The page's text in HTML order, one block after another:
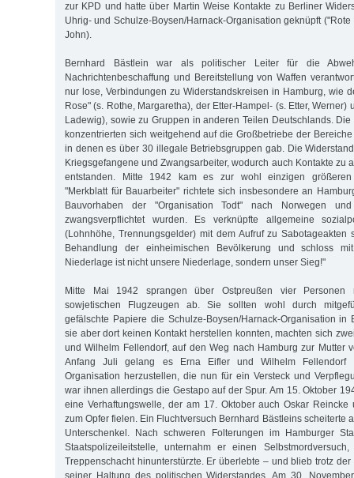
zur KPD und hatte über Martin Weise Kontakte zu Berliner
Uhrig- und Schulze-Boysen/Harnack-Organisation geknüpft ("Rote
John).
Bernhard Bästlein war als politischer Leiter für die
Nachrichtenbeschaffung und Bereitstellung von Waffen
nur lose, Verbindungen zu Widerstandskreisen in Hamburg, wie
Rose" (s. Rothe, Margaretha), der Etter-Hampel- (s. Etter, Werner)
Ladewig), sowie zu Gruppen in anderen Teilen Deutschlands.
konzentrierten sich weitgehend auf die Großbetriebe der
in denen es über 30 illegale Betriebsgruppen gab. Die
Kriegsgefangene und Zwangsarbeiter, wodurch auch Kontakte zu
entstanden. Mitte 1942 kam es zur wohl einzigen größeren
"Merkblatt für Bauarbeiter" richtete sich insbesondere an
Bauvorhaben der "Organisation Todt" nach Norwegen
zwangsverpflichtet wurden. Es verknüpfte allgemeine
(Lohnhöhe, Trennungsgelder) mit dem Aufruf zu Sabotageakten
Behandlung der einheimischen Bevölkerung und schloss
Niederlage ist nicht unsere Niederlage, sondern unser Sieg!"
Mitte Mai 1942 sprangen über Ostpreußen vier Personen
sowjetischen Flugzeugen ab. Sie sollten wohl durch
gefälschte Papiere die Schulze-Boysen/Harnack-Organisation in
sie aber dort keinen Kontakt herstellen konnten, machten sich
und Wilhelm Fellendorf, auf den Weg nach Hamburg zur Mutter
Anfang Juli gelang es Erna Eifler und Wilhelm Fellendorf
Organisation herzustellen, die nun für ein Versteck und
war ihnen allerdings die Gestapo auf der Spur. Am 15. Oktober
eine Verhaftungswelle, der am 17. Oktober auch Oskar Reincke
zum Opfer fielen. Ein Fluchtversuch Bernhard Bästleins scheiterte
Unterschenkel. Nach schweren Folterungen im Hamburger
Staatspolizeileitstelle, unternahm er einen
Treppenschacht hinunterstürzte. Er überlebte – und blieb trotz
seiner Haltung des politischen Widerstandes. Am 30.